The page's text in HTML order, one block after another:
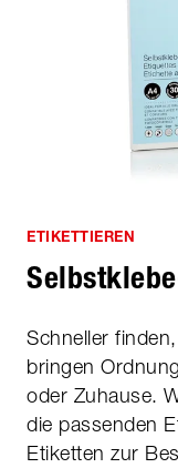
ETIKETTIEREN
Schneller
bringen
oder Zuhause.
die passenden
Etiketten zur